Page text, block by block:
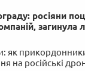
росіяни
загинула
як
на російські